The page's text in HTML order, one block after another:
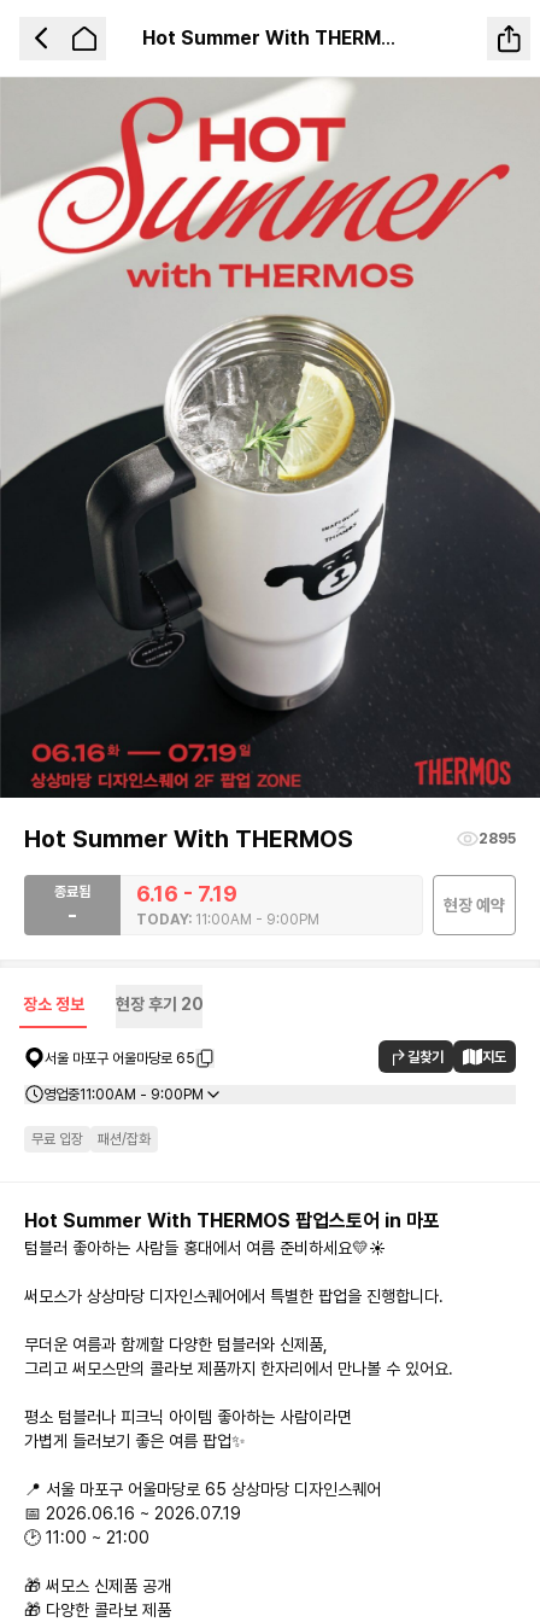
Hot Summer With THERMOS
Hot Summer With THERMOS 2895
종료됨
-
6.16 - 7.19
TODAY: 11:00AM - 9:00PM
현장 예약
장소 정보 현장 후기 20
서울 마포구 어울마당로 65 길찾기 지도
영업중11:00AM - 9:00PM
무료 입장 패션/잡화
Hot Summer With THERMOS 팝업스토어 in 마포
텀블러 좋아하는 사람들 홍대에서 여름 준비하세요💛☀️
써모스가 상상마당 디자인스퀘어에서 특별한 팝업을 진행합니다.
무더운 여름과 함께할 다양한 텀블러와 신제품,
그리고 써모스만의 콜라보 제품까지 한자리에서 만나볼 수 있어요.
평소 텀블러나 피크닉 아이템 좋아하는 사람이라면
가볍게 들러보기 좋은 여름 팝업✨
📍 서울 마포구 어울마당로 65 상상마당 디자인스퀘어
📅 2026.06.16 ~ 2026.07.19
🕑 11:00 ~ 21:00
🎁 써모스 신제품 공개
🎁 다양한 콜라보 제품